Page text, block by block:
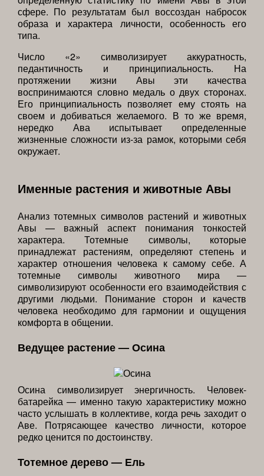
сфере. По результатам был воссоздан набросок
образа и характера личности, особенность его
типа.
Число «2» символизирует аккуратность,
педантичность и принципиальность. На
протяжении жизни Авы эти качества
воспринимаются словно медаль о двух сторонах.
Его принципиальность позволяет ему стоять на
своем и добиваться желаемого. В то же время,
нередко Ава испытывает определенные
жизненные сложности из-за рамок, которыми себя
окружает.
Именные растения и животные Авы
Анализ тотемных символов растений и животных
Авы — важный аспект понимания тонкостей
характера. Тотемные символы, которые
принадлежат растениям, определяют степень и
характер отношения человека к самому себе. А
тотемные символы животного мира —
символизируют особенности его взаимодействия с
другими людьми. Понимание сторон и качеств
человека необходимо для гармонии и ощущения
комфорта в общении.
Ведущее растение — Осина
Осина символизирует энергичность. Человек-
батарейка — именно такую характеристику можно
часто услышать в коллективе, когда речь заходит о
Аве. Потрясающее качество личности, которое
редко ценится по достоинству.
Тотемное дерево — Ель